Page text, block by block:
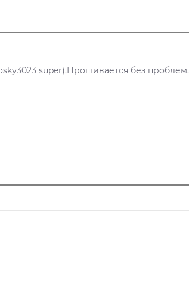
super).Прошивается без проблем.